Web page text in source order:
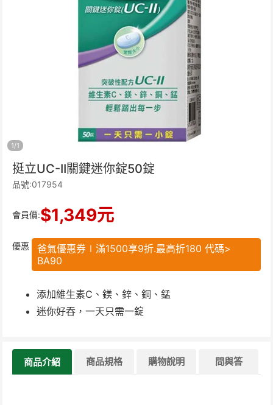
1/1
挺立UC-II關鍵迷你錠50錠
品號:017954
會員價:$1,349元
優惠
爸氣優惠券∣滿1500享9折.最高折180 代碼>
BA90
添加維生素C、鎂、鋅、銅、錳
迷你好吞，一天只需一錠
商品介紹 商品規格 購物說明 問與答